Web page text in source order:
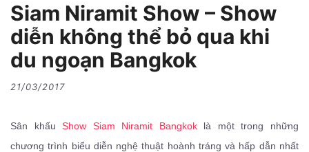
Siam Niramit Show – Show
diễn không thể bỏ qua khi
du ngoạn Bangkok
21/03/2017
Sân khấuShow Siam Niramit Bangkoklà một trong những
chương trình biểu diễn nghệ thuật hoành tráng và hấp dẫn nhất